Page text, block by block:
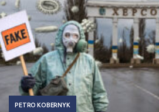
PETRO KOBERNYK